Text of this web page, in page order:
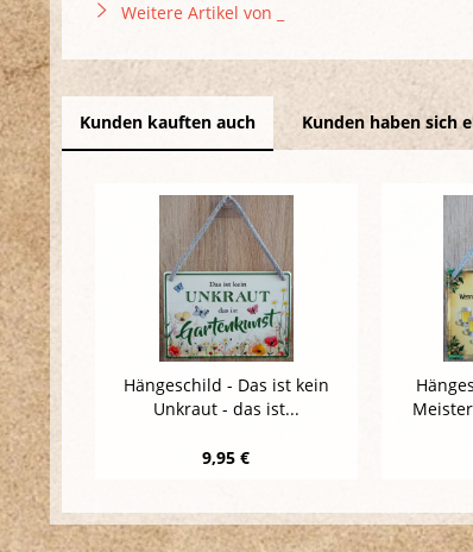
Weitere Artikel von _
Kunden kauften auch Kunden haben sich
Hängeschild - Das ist kein
Unkraut - das ist...
9,95 €